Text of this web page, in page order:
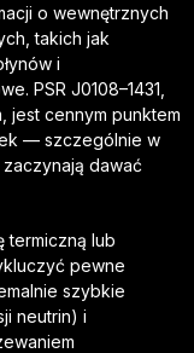
o wewnętrznych
takich jak
i
PSR J0108–1431,
jest cennym punktem
— szczególnie w
dawać
termiczną lub
pewne
szybkie
neutrin) i